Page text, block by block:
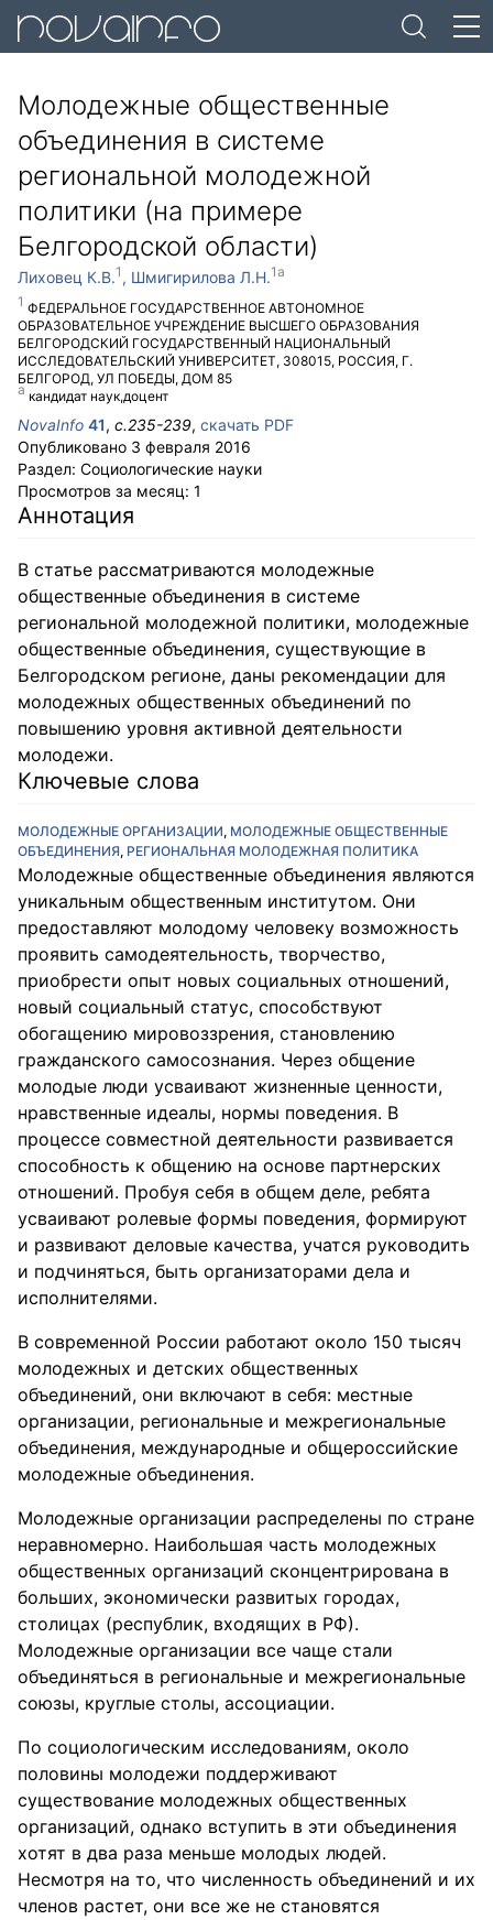
Молодежные общественные
объединения в системе
региональной молодежной
политики (на примере
Белгородской области)
Лиховец К.В.
ФЕДЕРАЛЬНОЕ ГОСУДАРСТВЕННОЕ АВТОНОМНОЕ
ОБРАЗОВАТЕЛЬНОЕ УЧРЕЖДЕНИЕ ВЫСШЕГО ОБРАЗОВАНИЯ
БЕЛГОРОДСКИЙ ГОСУДАРСТВЕННЫЙ НАЦИОНАЛЬНЫЙ
ИССЛЕДОВАТЕЛЬСКИЙ УНИВЕРСИТЕТ, 308015, РОССИЯ, Г.
БЕЛГОРОД, УЛ ПОБЕДЫ, ДОМ 85
Шмигирилова Л.Н.
кандидат наук,доцент
NovaInfo 41, с.235-239, скачать PDF
Опубликовано 3 февраля 2016
Раздел: Социологические науки
Просмотров за месяц: 1
Аннотация
В статье рассматриваются молодежные
общественные объединения в системе
региональной молодежной политики, молодежные
общественные объединения, существующие в
Белгородском регионе, даны рекомендации для
молодежных общественных объединений по
повышению уровня активной деятельности
молодежи.
Ключевые слова
МОЛОДЕЖНЫЕ ОРГАНИЗАЦИИ, МОЛОДЕЖНЫЕ ОБЩЕСТВЕННЫЕ
ОБЪЕДИНЕНИЯ, РЕГИОНАЛЬНАЯ МОЛОДЕЖНАЯ ПОЛИТИКА
Молодежные общественные объединения являются
уникальным общественным институтом. Они
предоставляют молодому человеку возможность
проявить самодеятельность, творчество,
приобрести опыт новых социальных отношений,
новый социальный статус, способствуют
обогащению мировоззрения, становлению
гражданского самосознания. Через общение
молодые люди усваивают жизненные ценности,
нравственные идеалы, нормы поведения. В
процессе совместной деятельности развивается
способность к общению на основе партнерских
отношений. Пробуя себя в общем деле, ребята
усваивают ролевые формы поведения, формируют
и развивают деловые качества, учатся руководить
и подчиняться, быть организаторами дела и
исполнителями.
В современной России работают около 150 тысяч
молодежных и детских общественных
объединений, они включают в себя: местные
организации, региональные и межрегиональные
объединения, международные и общероссийские
молодежные объединения.
Молодежные организации распределены по стране
неравномерно. Наибольшая часть молодежных
общественных организаций сконцентрирована в
больших, экономически развитых городах,
столицах (республик, входящих в РФ).
Молодежные организации все чаще стали
объединяться в региональные и межрегиональные
союзы, круглые столы, ассоциации.
По социологическим исследованиям, около
половины молодежи поддерживают
существование молодежных общественных
организаций, однако вступить в эти объединения
хотят в два раза меньше молодых людей.
Несмотря на то, что численность объединений и их
членов растет, они все же не становятся